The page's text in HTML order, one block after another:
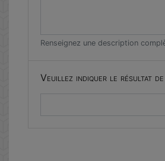
Renseignez une description
Veuillez indiquer le résultat